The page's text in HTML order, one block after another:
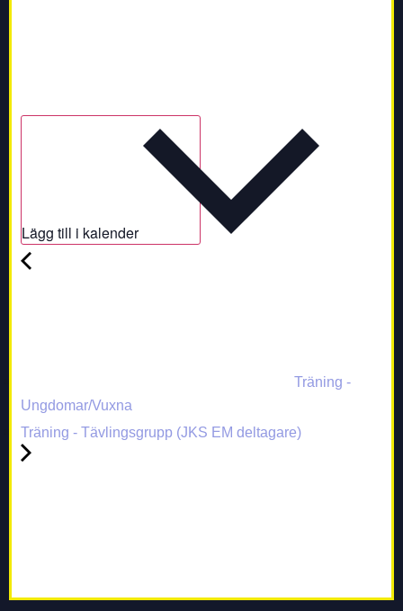
Lägg till i kalender
Träning -
Ungdomar/Vuxna
Träning - Tävlingsgrupp (JKS EM deltagare)